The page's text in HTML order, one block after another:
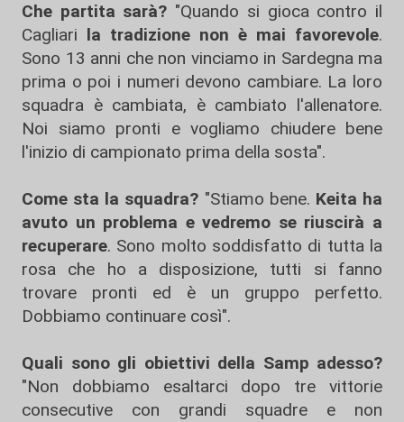
Che partita sarà? "Quando si gioca contro il
Cagliari la tradizione non è mai favorevole.
Sono 13 anni che non vinciamo in Sardegna ma
prima o poi i numeri devono cambiare. La loro
squadra è cambiata, è cambiato l'allenatore.
Noi siamo pronti e vogliamo chiudere bene
l'inizio di campionato prima della sosta".
Come sta la squadra? "Stiamo bene. Keita ha
avuto un problema e vedremo se riuscirà a
recuperare. Sono molto soddisfatto di tutta la
rosa che ho a disposizione, tutti si fanno
trovare pronti ed è un gruppo perfetto.
Dobbiamo continuare così".
Quali sono gli obiettivi della Samp adesso?
"Non dobbiamo esaltarci dopo tre vittorie
consecutive con grandi squadre e non